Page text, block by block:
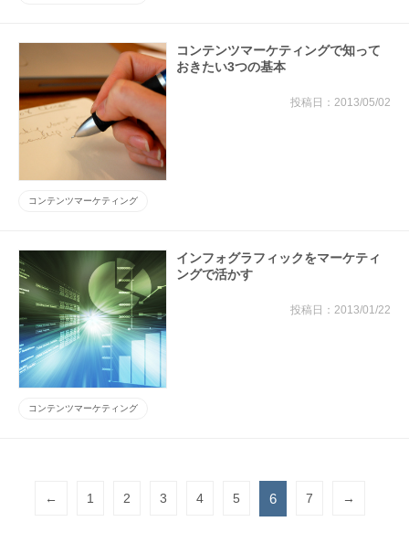
コンテンツマーケティングで知って
おきたい3つの基本
2013/05/02
コンテンツマーケティング
インフォグラフィックをマーケティ
ングで活かす
2013/01/22
コンテンツマーケティング
← 1 2 3 4 5 6 7 →